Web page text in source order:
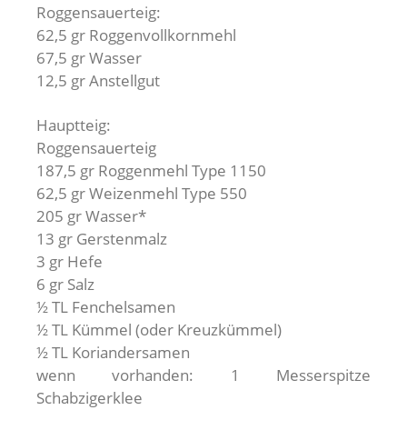
Roggensauerteig:
62,5 gr Roggenvollkornmehl
67,5 gr Wasser
12,5 gr Anstellgut
Hauptteig:
Roggensauerteig
187,5 gr Roggenmehl Type 1150
62,5 gr Weizenmehl Type 550
205 gr Wasser*
13 gr Gerstenmalz
3 gr Hefe
6 gr Salz
½ TL Fenchelsamen
½ TL Kümmel (oder Kreuzkümmel)
½ TL Koriandersamen
wenn vorhanden: 1 Messerspitze
Schabzigerklee